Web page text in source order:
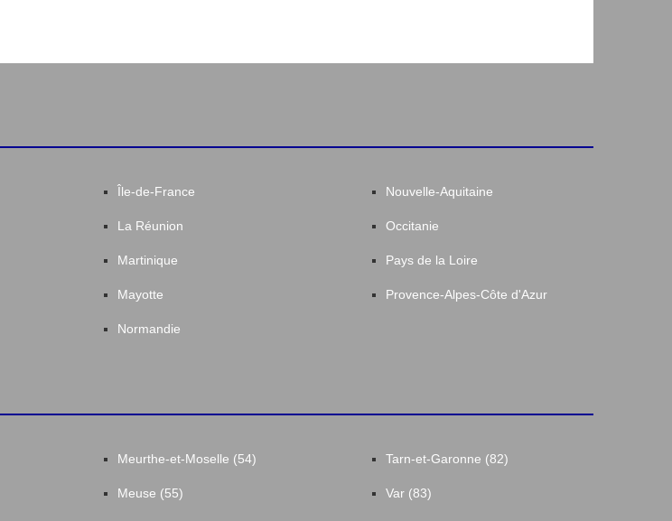
Île-de-France
La Réunion
Martinique
Mayotte
Normandie
Nouvelle-Aquitaine
Occitanie
Pays de la Loire
Provence-Alpes-Côte d'Azur
Meurthe-et-Moselle (54)
Meuse (55)
Tarn-et-Garonne (82)
Var (83)